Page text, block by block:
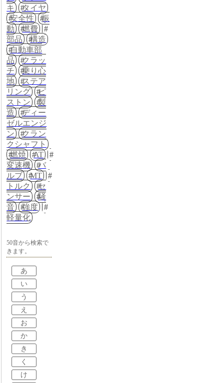
キ
タイヤ
安全性
振
動
燃費
部品
構造
自動車部
品
クラッ
チ
乗り心
地
ステア
リング
ピ
ストン
製
造
ディー
ゼルエンジ
ン
クラン
クシャフト
燃焼
AT
変速機
バ
ルブ
MT
トルク
セ
ンサー
騒
音
強度
軽量化
50音から検索で
きます。
あ
い
う
え
お
か
き
く
け